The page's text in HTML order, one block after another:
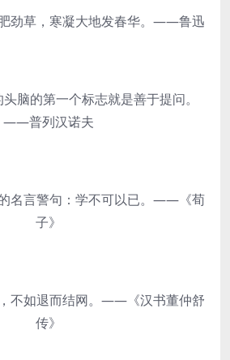
草，寒凝大地发春华。——鲁迅
的第一个标志就是善于提问。
——普列汉诺夫
言警句：学不可以已。——《荀
子》
如退而结网。——《汉书董仲舒
传》